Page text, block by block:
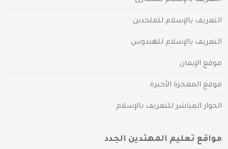
التعريف بالإسلام للملحدين
التعريف بالإسلام للهندوس
موقع الإيمان
موقع المعجزة الأخيرة
الحوار المباشر للتعريف بالإسلام
مواقع تعليم المهتدين الجدد